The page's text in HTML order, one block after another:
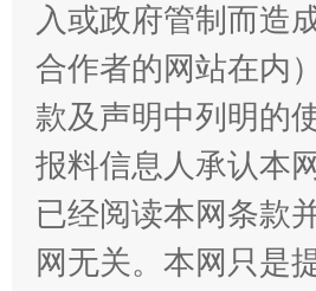
阿坝州三大球赛在茂县开幕
入或政府管制而造
合作者的网站在内
款及声明中列明的
报料信息人承认本
已经阅读本网条款
网无关。本网只是